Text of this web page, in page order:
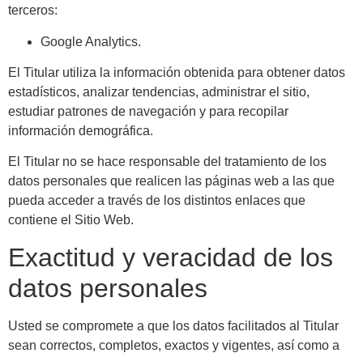
terceros:
Google Analytics.
El Titular utiliza la información obtenida para obtener datos
estadísticos, analizar tendencias, administrar el sitio,
estudiar patrones de navegación y para recopilar
información demográfica.
El Titular no se hace responsable del tratamiento de los
datos personales que realicen las páginas web a las que
pueda acceder a través de los distintos enlaces que
contiene el Sitio Web.
Exactitud y veracidad de los
datos personales
Usted se compromete a que los datos facilitados al Titular
sean correctos, completos, exactos y vigentes, así como a